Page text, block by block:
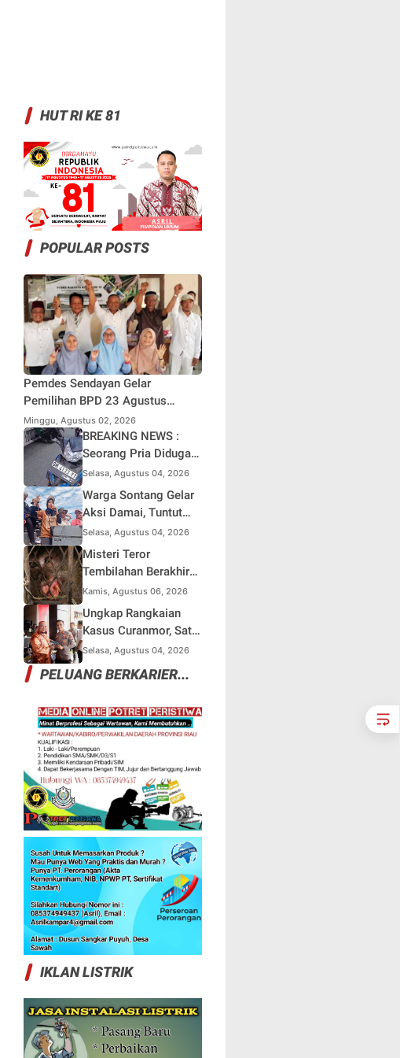
HUT RI KE 81
POPULAR POSTS
Pemdes Sendayan Gelar
Pemilihan BPD 23 Agustus
Mendatang, Warga Berharap
Fungsi Pengawasan Berjalan
Maksimal
Minggu, Agustus 02, 2026
BREAKING NEWS :
Seorang Pria Diduga
Terjun dari Jembatan
Rantau Berangin Kuok,
Sepeda Motor
Ditinggal di Lokasi
Selasa, Agustus 04, 2026
Warga Sontang Gelar
Aksi Damai, Tuntut
Pemprov Riau Segera
Benahi Jalan Sontang-
Duri
Selasa, Agustus 04, 2026
Misteri Teror
Tembilahan Berakhir
di Perangkap Besi,
Tapi Mungkinkah Ada
Pemangsa Lain yang
Masih Mengintai ?
Kamis, Agustus 06, 2026
Ungkap Rangkaian
Kasus Curanmor, Satu
Unit Mobil L300 dan 5
Dikembalikan
Selasa, Agustus 04, 2026
PELUANG BERKARIER...
IKLAN LISTRIK